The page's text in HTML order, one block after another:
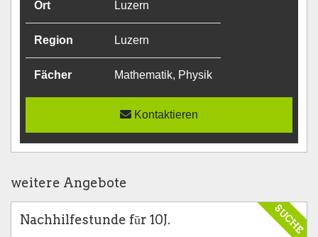
Ort Luzern
Region Luzern
Fächer Mathematik, Physik
Kontaktieren
weitere Angebote
SUCHE
Nachhilfestunde fūr 10J.